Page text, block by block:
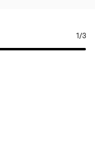
1/3